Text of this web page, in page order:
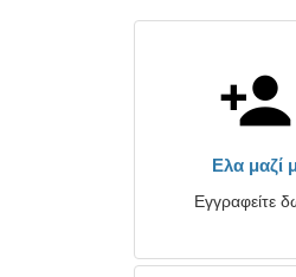
Ελα μαζί
Εγγραφείτε